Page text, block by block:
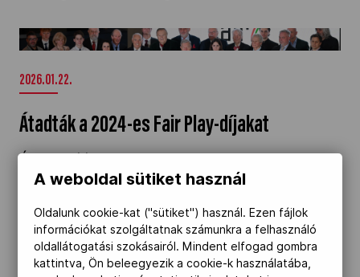
Átadták a 2024-es Fair Play-díjakat" />
2026.01.22.
Átadták a 2024-es Fair Play-díjakat
Életművéért hat sportember - köztük Hegedüs
Csaba, a századik magyar olimpiai aranyérmet
megszerző birkózó, edző, sportvezető -
részesült elismerésben, és összesen húszan
vehettek át kitüntetést sportszerűségért a
Magyar Olimpiai Bizottság (MOB) Fair Play
A weboldal sütiket használ
Oldalunk cookie-kat ("sütiket") használ. Ezen fájlok
információkat szolgáltatnak számunkra a felhasználó
oldallátogatási szokásairól. Mindent elfogad gombra
kattintva, Ön beleegyezik a cookie-k használatába,